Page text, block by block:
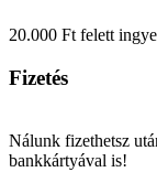
20.000 Ft felett
Fizetés
Nálunk fizethetsz
bankkártyával is!